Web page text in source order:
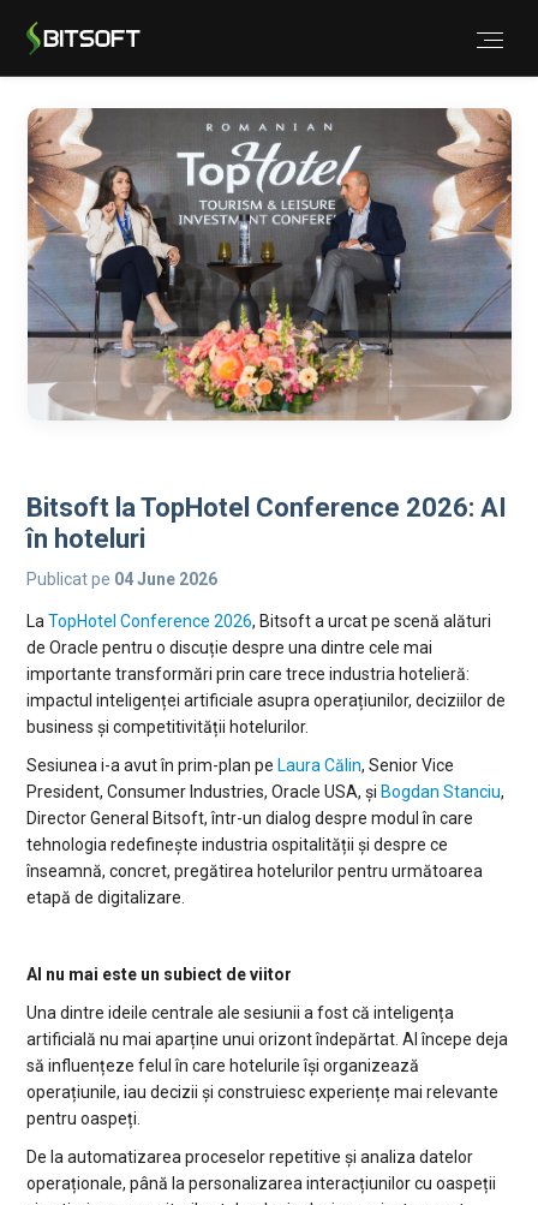
Bitsoft la TopHotel Conference 2026: AI
în hoteluri
Publicat pe 04 June 2026
LaTopHotel Conference 2026, Bitsoft a urcat pe scenă alături
de Oracle pentru o discuție despre una dintre cele mai
importante transformări prin care trece industria hotelieră:
impactul inteligenței artificiale asupra operațiunilor, deciziilor de
business și competitivității hotelurilor.
Sesiunea i-a avut în prim-plan pe Laura Călin, Senior Vice
President, Consumer Industries, Oracle USA, și Bogdan Stanciu,
Director General Bitsoft, într-un dialog despre modul în care
tehnologia redefinește industria ospitalității și despre ce
înseamnă, concret, pregătirea hotelurilor pentru următoarea
etapă de digitalizare.
AI nu mai este un subiect de viitor
Una dintre ideile centrale ale sesiunii a fost că inteligența
artificială nu mai aparține unui orizont îndepărtat. AI începe deja
să influențeze felul în care hotelurile își organizează
operațiunile, iau decizii și construiesc experiențe mai relevante
pentru oaspeți.
De la automatizarea proceselor repetitive și analiza datelor
operaționale, până la personalizarea interacțiunilor cu oaspeții